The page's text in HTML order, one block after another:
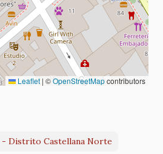
Leaflet | ©OpenStreetMapcontributors
- Distrito Castellana Norte